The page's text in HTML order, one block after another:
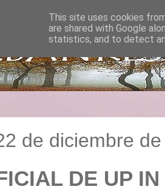
de diciembre
DE UP
This site uses cookies
are shared with Google
statistics, and to detect